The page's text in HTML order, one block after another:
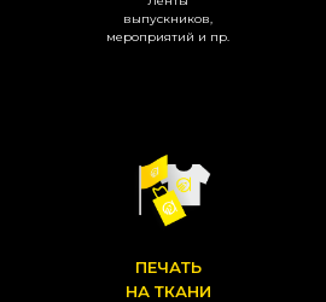
выпускников,
мероприятий и пр.
ПЕЧАТЬ
НА ТКАНИ